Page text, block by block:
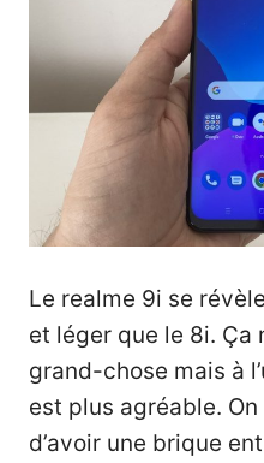
Le realme 9i se
et léger que le 8i. Ça
grand-chose mais à
est plus agréable.
d’avoir une brique